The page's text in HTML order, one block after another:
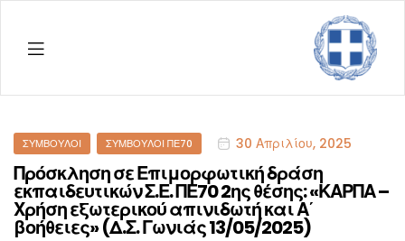
ΔΠΕ
Menu
Categories
ΣΎΜΒΟΥΛΟΙ ΣΎΜΒΟΥΛΟΙ ΠΕ70 30 Απριλίου, 2025
Πρόσκληση σε Επιμορφωτική δράση
εκπαιδευτικών Σ.Ε. ΠΕ70 2ης θέσης: «ΚΑΡΠΑ –
Χρήση εξωτερικού απινιδωτή και Α΄
βοήθειες» (Δ.Σ. Γωνιάς 13/05/2025)